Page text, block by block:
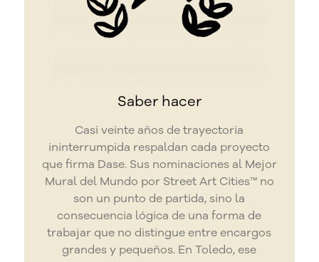
Saber hacer
Casi veinte años de trayectoria
ininterrumpida respaldan cada proyecto
que firma Dase. Sus nominaciones al Mejor
Mural del Mundo por Street Art Cities™ no
son un punto de partida, sino la
consecuencia lógica de una forma de
trabajar que no distingue entre encargos
grandes y pequeños. En Toledo, ese